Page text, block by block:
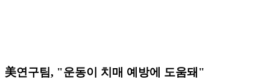
美연구팀, "운동이 치매 예방에 도움돼"